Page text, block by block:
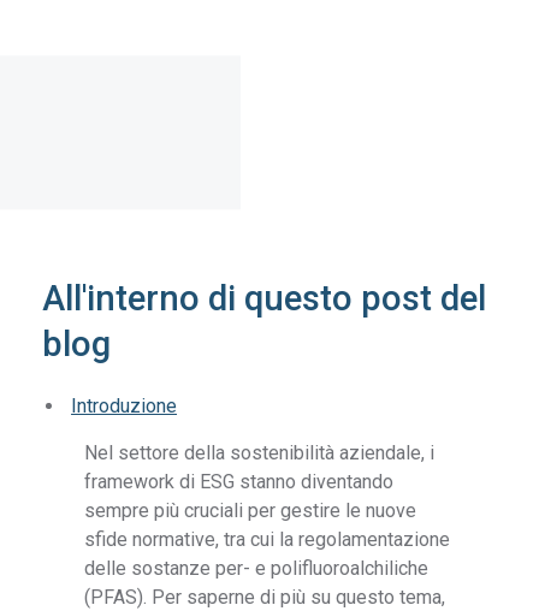
All'interno di questo post del
blog
Introduzione
Nel settore della sostenibilità aziendale, i
framework di ESG stanno diventando
sempre più cruciali per gestire le nuove
sfide normative, tra cui la regolamentazione
delle sostanze per- e polifluoroalchiliche
(PFAS). Per saperne di più su questo tema,